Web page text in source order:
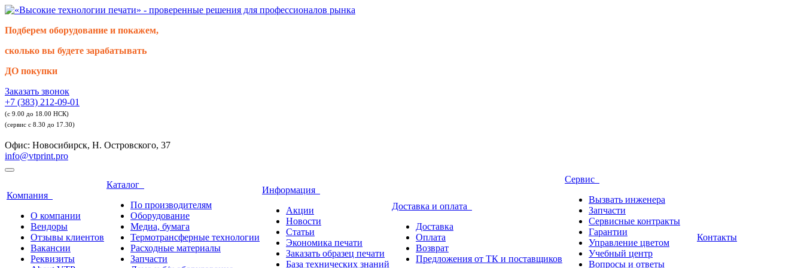
Подберем оборудование и покажем,
сколько вы будете зарабатывать
ДО покупки
Заказать звонок
+7 (383) 212-09-01
(с 9.00 до 18.00 НСК)
(сервис с 8.30 до 17.30)
Офис: Новосибирск, Н. Островского, 37
info@vtprint.pro
Компания
О компании
Вендоры
Отзывы клиентов
Вакансии
Реквизиты
Каталог
По производителям
Оборудование
Медиа, бумага
Термотрансферные технологии
Расходные материалы
Запчасти
Информация
Акции
Новости
Статьи
Экономика печати
Заказать образец печати
База технических знаний
Доставка и оплата
Доставка
Оплата
Возврат
Предложения от ТК и поставщиков
Сервис
Вызвать инженера
Запчасти
Сервисные контракты
Гарантии
Управление цветом
Учебный центр
Вопросы и ответы
Контакты